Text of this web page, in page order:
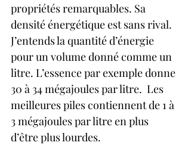
propriétés remarquables. Sa
densité énergétique est sans rival.
J’entends la quantité d’énergie
pour un volume donné comme un
litre. L’essence par exemple donne
30 à 34 mégajoules par litre.  Les
meilleures piles contiennent de 1 à
3 mégajoules par litre en plus
d’être plus lourdes.